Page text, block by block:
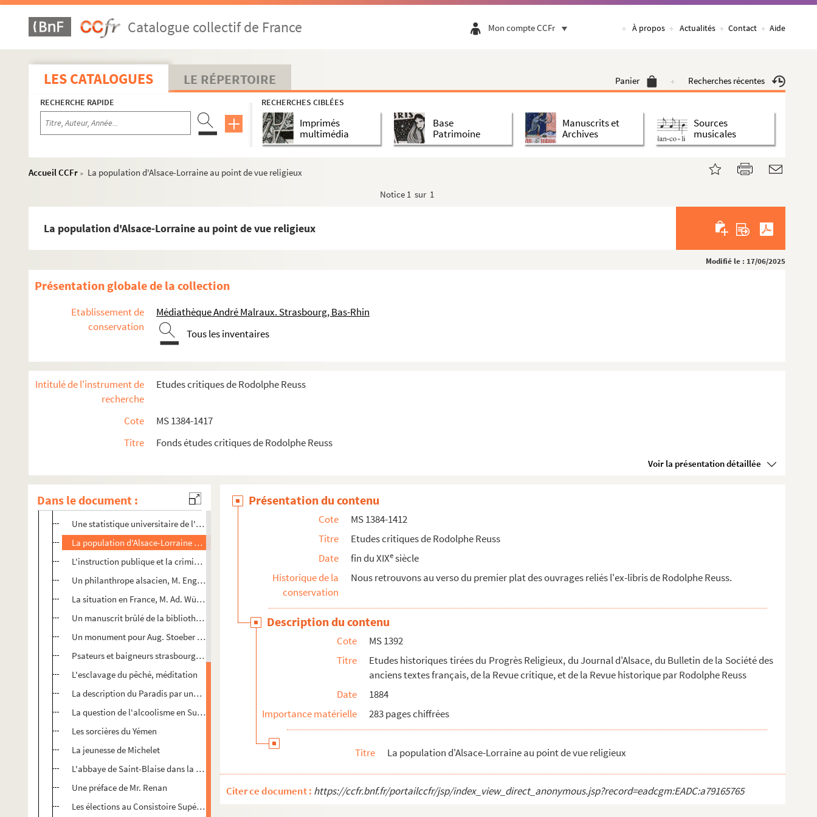
Catalogue collectif de France Mon compte CCFr À propos Actualités Contact Aide
LES CATALOGUES LE RÉPERTOIRE Panier Recherches récentes
RECHERCHE RAPIDE RECHERCHES CIBLÉES
Imprimés
multimédia
Base
Patrimoine
Manuscrits et
Archives
Sources
musicales
Accueil CCFr >
La population d'Alsace-Lorraine au point de vue religieux
Notice 1 sur 1
La population d'Alsace-Lorraine au point de vue religieux
Modifié le : 17/06/2025
Présentation globale de la collection
Etablissement de
conservation
Médiathèque André Malraux. Strasbourg, Bas-Rhin
Tous les inventaires
Intitulé de l'instrument de
recherche
Etudes critiques de Rodolphe Reuss
Cote
MS 1384-1417
Titre
Fonds études critiques de Rodolphe Reuss
Voir la présentation détaillée
Dans le document :
MS 1384-1412. Etudes critiques de Rodolphe Reuss
MS 1384. Etudes critiques tirées de la Revue Critique d'Histoire et de Littérature, de la Revue de Théologie ...
MS 1386. Etudes historiques, littéraires et religieuses publiées dans le Journal des Familles, le Progrès Rel...
MS 1387. Etudes historiques, littéraires et religieuses publiées dans le Progrès Religieux, la Revue Critique...
MS 1389. Etudes historiques et critiques publiées dans le Progrès Religieux, le Journal d'Alsace, la Revue Al...
MS 1392. Etudes historiques tirées du Progrès Religieux, du Journal d'Alsace, du Bulletin de la Société des a...
La Bible française au Moyen-Âge
L'eglise réformée de Paris, depuis 1802
Auguste Stoeber, sa vie et ses écrits
Le Madhi Sidi Mohammed et les Senousyia
Le Consistorie de Bergerac et la conciliation
Le protestantisme dans le département de l'Ain
Les principes fondamentauxde la Réforme et l'Eglise actuelle
Une statistique universitaire de l'Allemagne
La population d'Alsace-Lorraine au point de vue religieux
L'instruction publique et la criminalité
Un philanthrope alsacien, M. Engel Dolfus
La situation en France, M. Ad. Würtz ; (correspondance)
Un manuscrit brûlé de la bibliothèque de Strasbourg
Un monument pour Aug. Stoeber (correspondance)
Psateurs et baigneurs strasbourgeois
L'esclavage du pêché, méditation
La description du Paradis par une américaine
La question de l'alcoolisme en Suisse
Les sorcières du Yémen
La jeunesse de Michelet
L'abbaye de Saint-Blaise dans la Forêt-Noire
Une préface de Mr. Renan
Les élections au Consistoire Supérieur
Présentation du contenu
Cote
MS 1384-1412
Titre
Etudes critiques de Rodolphe Reuss
Date
fin du XIXesiècle
Historique de la
conservation
Nous retrouvons au verso du premier plat des ouvrages reliés l'ex-libris de Rodolphe Reuss.
Description du contenu
Cote
MS 1392
Titre
Etudes historiques tirées du Progrès Religieux, du Journal d'Alsace, du Bulletin de la Société des
anciens textes français, de la Revue critique, et de la Revue historique par Rodolphe Reuss
Date
1884
Importance matérielle
283 pages chiffrées
Titre La population d'Alsace-Lorraine au point de vue religieux
Citer ce document : https://ccfr.bnf.fr/portailccfr/jsp/index_view_direct_anonymous.jsp?record=eadcgm:EADC:a79165765